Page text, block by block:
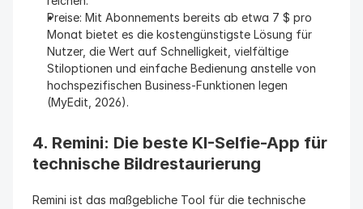
Preise: Mit Abonnements bereits ab etwa 7 $ pro
Monat bietet es die kostengünstigste Lösung für
Nutzer, die Wert auf Schnelligkeit, vielfältige
Stiloptionen und einfache Bedienung anstelle von
hochspezifischen Business-Funktionen legen
(MyEdit, 2026).
4. Remini: Die beste KI-Selfie-App für
technische Bildrestaurierung
Remini ist das maßgebliche Tool für die technische